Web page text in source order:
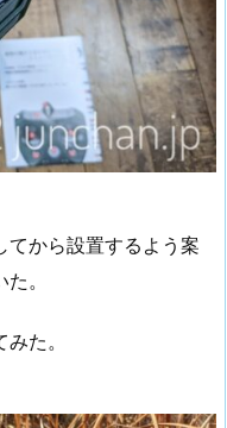
てから設置するよう案
。
た。